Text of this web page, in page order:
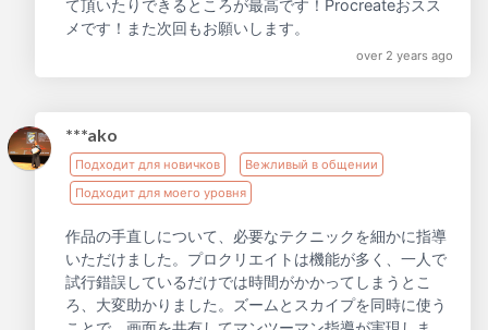
て頂いたりできるところが最高です！Procreateおスス
メです！また次回もお願いします。
over 2 years ago
***ako
Подходит для новичков
Вежливый в общении
Подходит для моего уровня
作品の手直しについて、必要なテクニックを細かに指導
いただけました。プロクリエイトは機能が多く、一人で
試行錯誤しているだけでは時間がかかってしまうとこ
ろ、大変助かりました。ズームとスカイプを同時に使う